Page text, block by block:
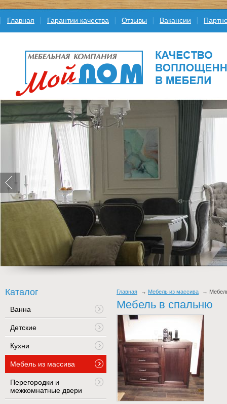
Главная Гарантии качества Отзывы Вакансии
Главная Мебель из массива
Мебель в спальню
Каталог
Ванна
Детские
Кухни
Мебель из массива
Перегородки и
межкомнатные двери